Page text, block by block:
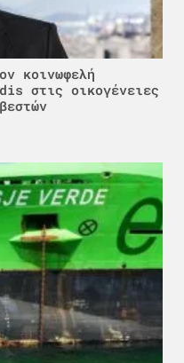
κοινωφελή
στις οικογένειες